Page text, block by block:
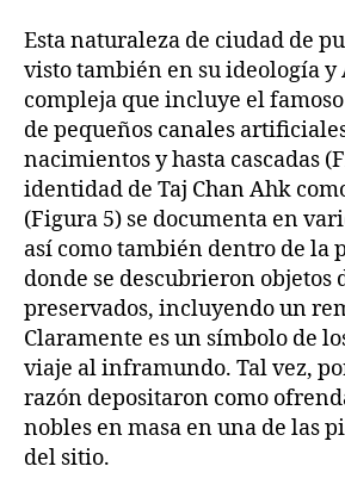
Esta naturaleza de ciudad de
visto también en su ideología
compleja que incluye el
de pequeños canales
nacimientos y hasta cascadas
identidad de Taj Chan Ahk
(Figura 5) se documenta en
así como también dentro de la
donde se descubrieron objetos
preservados, incluyendo un
Claramente es un símbolo de
viaje al inframundo. Tal vez,
razón depositaron como
nobles en masa en una de las
del sitio.